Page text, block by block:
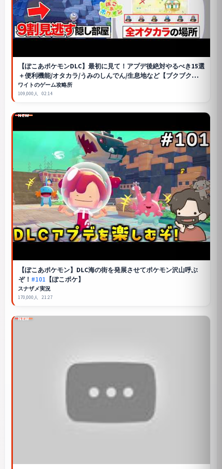
【ぽこあポケモンDLC】最初に見て！アプデ後絶対やるべき15選
＋便利機能/オタカラ/うみのしんでん/生息地など【ブクブクうみ
ぞこの街攻略】
ワイトのゲーム攻略所
109,000人 02:14
【ぽこあポケモン】DLC海の街を発展させてポケモン沢山呼ぶ
ぞ！ #101 【ぽこポケ】
NEW
スナザメ実況
170,000人 21:27
NEW